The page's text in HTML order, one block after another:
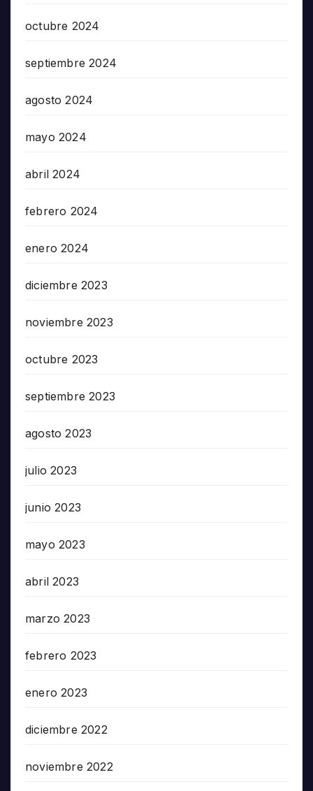
octubre 2024
septiembre 2024
agosto 2024
mayo 2024
abril 2024
febrero 2024
enero 2024
diciembre 2023
noviembre 2023
octubre 2023
septiembre 2023
agosto 2023
julio 2023
junio 2023
mayo 2023
abril 2023
marzo 2023
febrero 2023
enero 2023
diciembre 2022
noviembre 2022